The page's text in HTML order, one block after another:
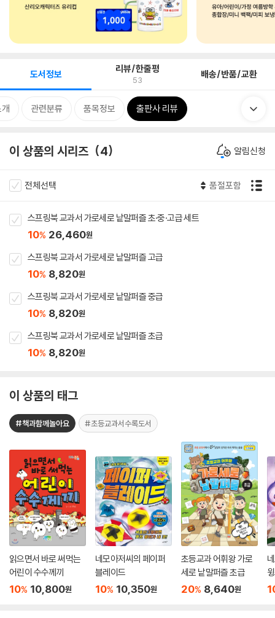
도서정보 리뷰/한줄평
53 배송/반품/교환
관련분류 품목정보 출판사 리뷰
이 상품의 시리즈 4 알림신청
전체선택 품절포함
스프링북 교과서 가로세로 낱말퍼즐 초·중·고급 세트
10% 26,460원
스프링북 교과서 가로세로 낱말퍼즐 고급
10% 8,820원
스프링북 교과서 가로세로 낱말퍼즐 중급
10% 8,820원
스프링북 교과서 가로세로 낱말퍼즐 초급
10% 8,820원
이 상품의 태그
#책과함께놀아요 #초등교과서수록도서
읽으면서 바로 써먹는
어린이 수수께끼
10% 10,800원
네모아저씨의 페이퍼
블레이드
10% 10,350원
초등교과 어휘왕 가로
세로 낱말퍼즐 초급
20% 8,640원